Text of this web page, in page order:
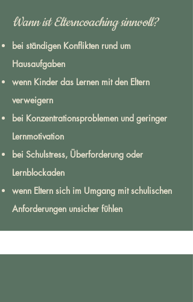
Wann ist Elterncoaching sinnvoll?
bei ständigen Konflikten rund um
Hausaufgaben
wenn Kinder das Lernen mit den Eltern
verweigern
bei Konzentrationsproblemen und geringer
Lernmotivation
bei Schulstress, Überforderung oder
Lernblockaden
wenn Eltern sich im Umgang mit schulischen
Anforderungen unsicher fühlen